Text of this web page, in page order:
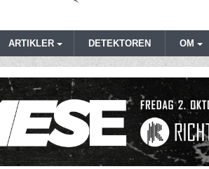
ARTIKLER DETEKTOREN OM